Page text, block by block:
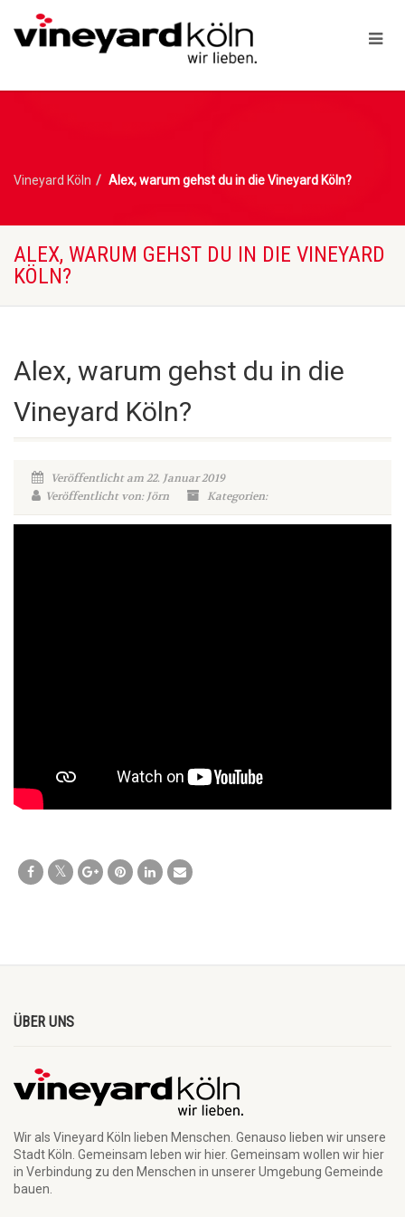
Vineyard Köln Alex, warum gehst du in die Vineyard Köln?
ALEX, WARUM GEHST DU IN DIE VINEYARD
KÖLN?
Alex, warum gehst du in die
Vineyard Köln?
Veröffentlicht am 22. Januar 2019
Veröffentlicht von: Jörn
Kategorien:
ÜBER UNS
Wir als Vineyard Köln lieben Menschen. Genauso lieben wir unsere
Stadt Köln. Gemeinsam leben wir hier. Gemeinsam wollen wir hier
in Verbindung zu den Menschen in unserer Umgebung Gemeinde
bauen.